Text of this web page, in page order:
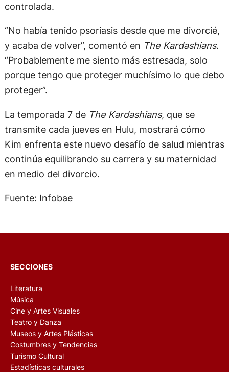
controlada.
“No había tenido psoriasis desde que me divorcié,
y acaba de volver”, comentó en The Kardashians.
“Probablemente me siento más estresada, solo
porque tengo que proteger muchísimo lo que debo
proteger”.
La temporada 7 de The Kardashians, que se
transmite cada jueves en Hulu, mostrará cómo
Kim enfrenta este nuevo desafío de salud mientras
continúa equilibrando su carrera y su maternidad
en medio del divorcio.
Fuente: Infobae
SECCIONES
Literatura
Música
Cine y Artes Visuales
Teatro y Danza
Museos y Artes Plásticas
Costumbres y Tendencias
Turismo Cultural
Estadísticas culturales